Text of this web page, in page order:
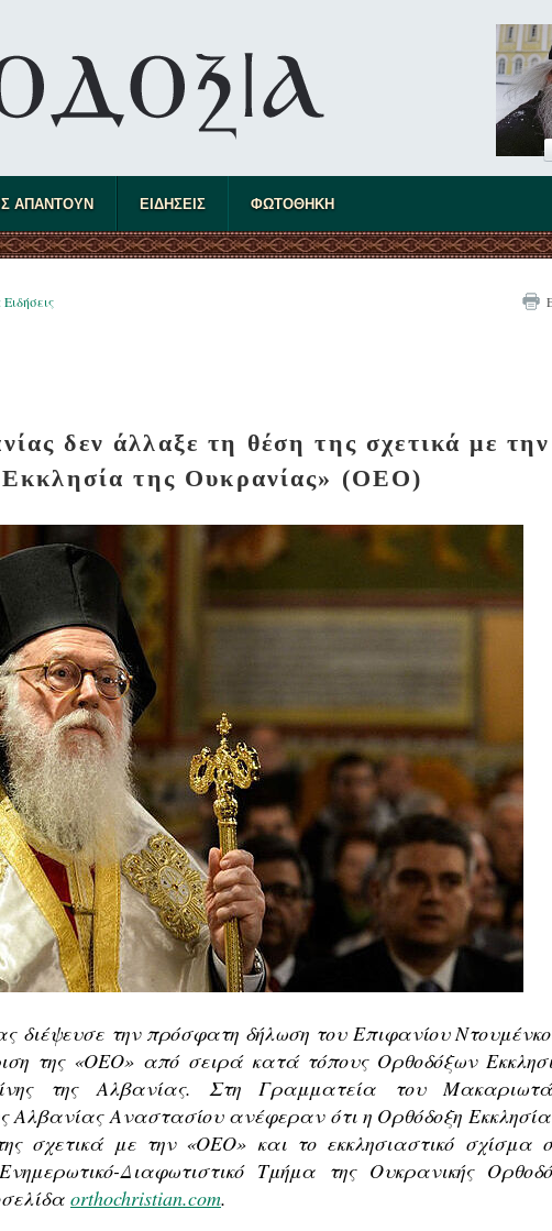
ΑΠΑΝΤΟΥΝ ΕΙΔΗΣΕΙΣ ΦΩΤΟΘΗΚΗ
: Ειδήσεις
δεν άλλαξε τη θέση της σχετικά με την
της Ουκρανίας» (ΟΕΟ)
διέψευσε την πρόσφατη δήλωση του Επιφανίου Ντουμένκο
της «ΟΕΟ» από σειρά κατά τόπους Ορθοδόξων
της Αλβανίας. Στη Γραμματεία του
Αλβανίας Αναστασίου ανέφεραν ότι η Ορθόδοξη Εκκλησία
σχετικά με την «ΟΕΟ» και το εκκλησιαστικό σχίσμα
Διαφωτιστικό Τμήμα της Ουκρανικής
orthochristian.com.